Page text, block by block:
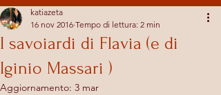
I savoiardi di Flavia (e di
Iginio Massari )
katiazeta
16 nov 2016 Tempo di lettura: 2 min
Aggiornamento: 3 mar